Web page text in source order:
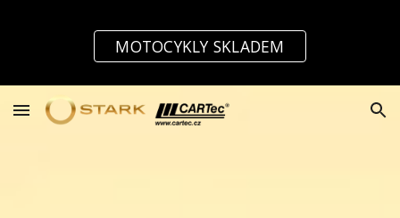
Skip to main content Skip to navigation
MOTOCYKLY SKLADEM